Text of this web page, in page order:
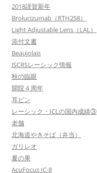
2018謹賀新年
Brolucizumab（RTH258）
Light Adjustable Lens（LAL）
添付文書
Beaujolais
JSCRSレーシック情報
秋の臨眼
開院４周年
耳ピン
レーシック・ICLの国内成績③
老舗
北海道やきそば（弁当）
ガリレオ
夏の果
AcuFocus IC-8